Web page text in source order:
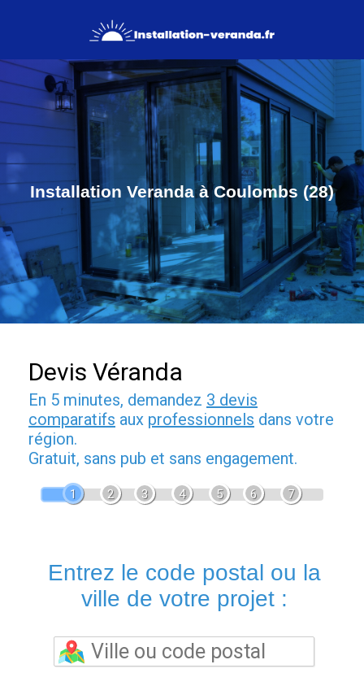
Installation Veranda à Coulombs (28)
Devis Véranda
En 5 minutes, demandez 3 devis
comparatifs aux professionnels dans votre
région.
Gratuit, sans pub et sans engagement.
1 2 3 4 5 6 7
Entrez le code postal ou la
ville de votre projet :